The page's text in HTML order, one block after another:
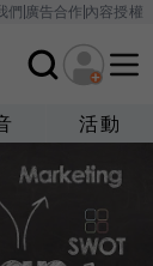
們廣告合作內容授權
活動